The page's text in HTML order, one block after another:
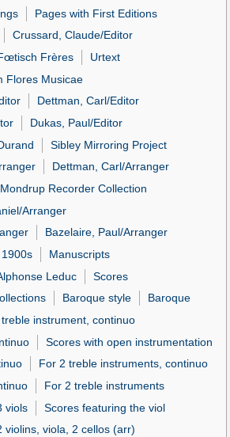
Pages with First Editions
Crussard, Claude/Editor
Frères
Urtext
Flores Musicae
Dettman, Carl/Editor
Dukas, Paul/Editor
Sibley Mirroring Project
Dettman, Carl/Arranger
Mondrup Recorder Collection
Arranger
Bazelaire, Paul/Arranger
Manuscripts
Leduc
Scores
Baroque style
Baroque
instrument, continuo
Scores with open instrumentation
For 2 treble instruments, continuo
For 2 treble instruments
viols
Scores featuring the viol
violins, viola, 2 cellos (arr)